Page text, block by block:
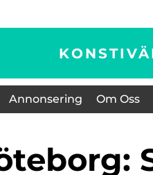
Annonsering Om Oss